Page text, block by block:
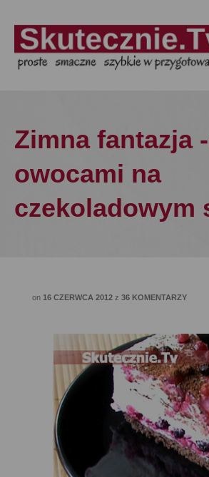
Zimna fantazja
owocami na
czekoladowym
on 16 CZERWCA 2012 z 36 KOMENTARZY